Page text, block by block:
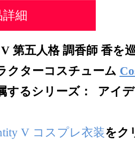
詳細
第五人格 調香師 香を
クターコスチューム
するシリーズ： アイ
V コスプレ衣装をク